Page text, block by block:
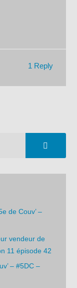
1 Reply
de Couv’ –
vendeur de
11 épisode 42
– #5DC –